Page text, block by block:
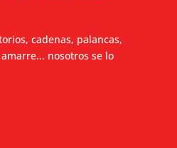
cadenas, palancas,
nosotros se lo